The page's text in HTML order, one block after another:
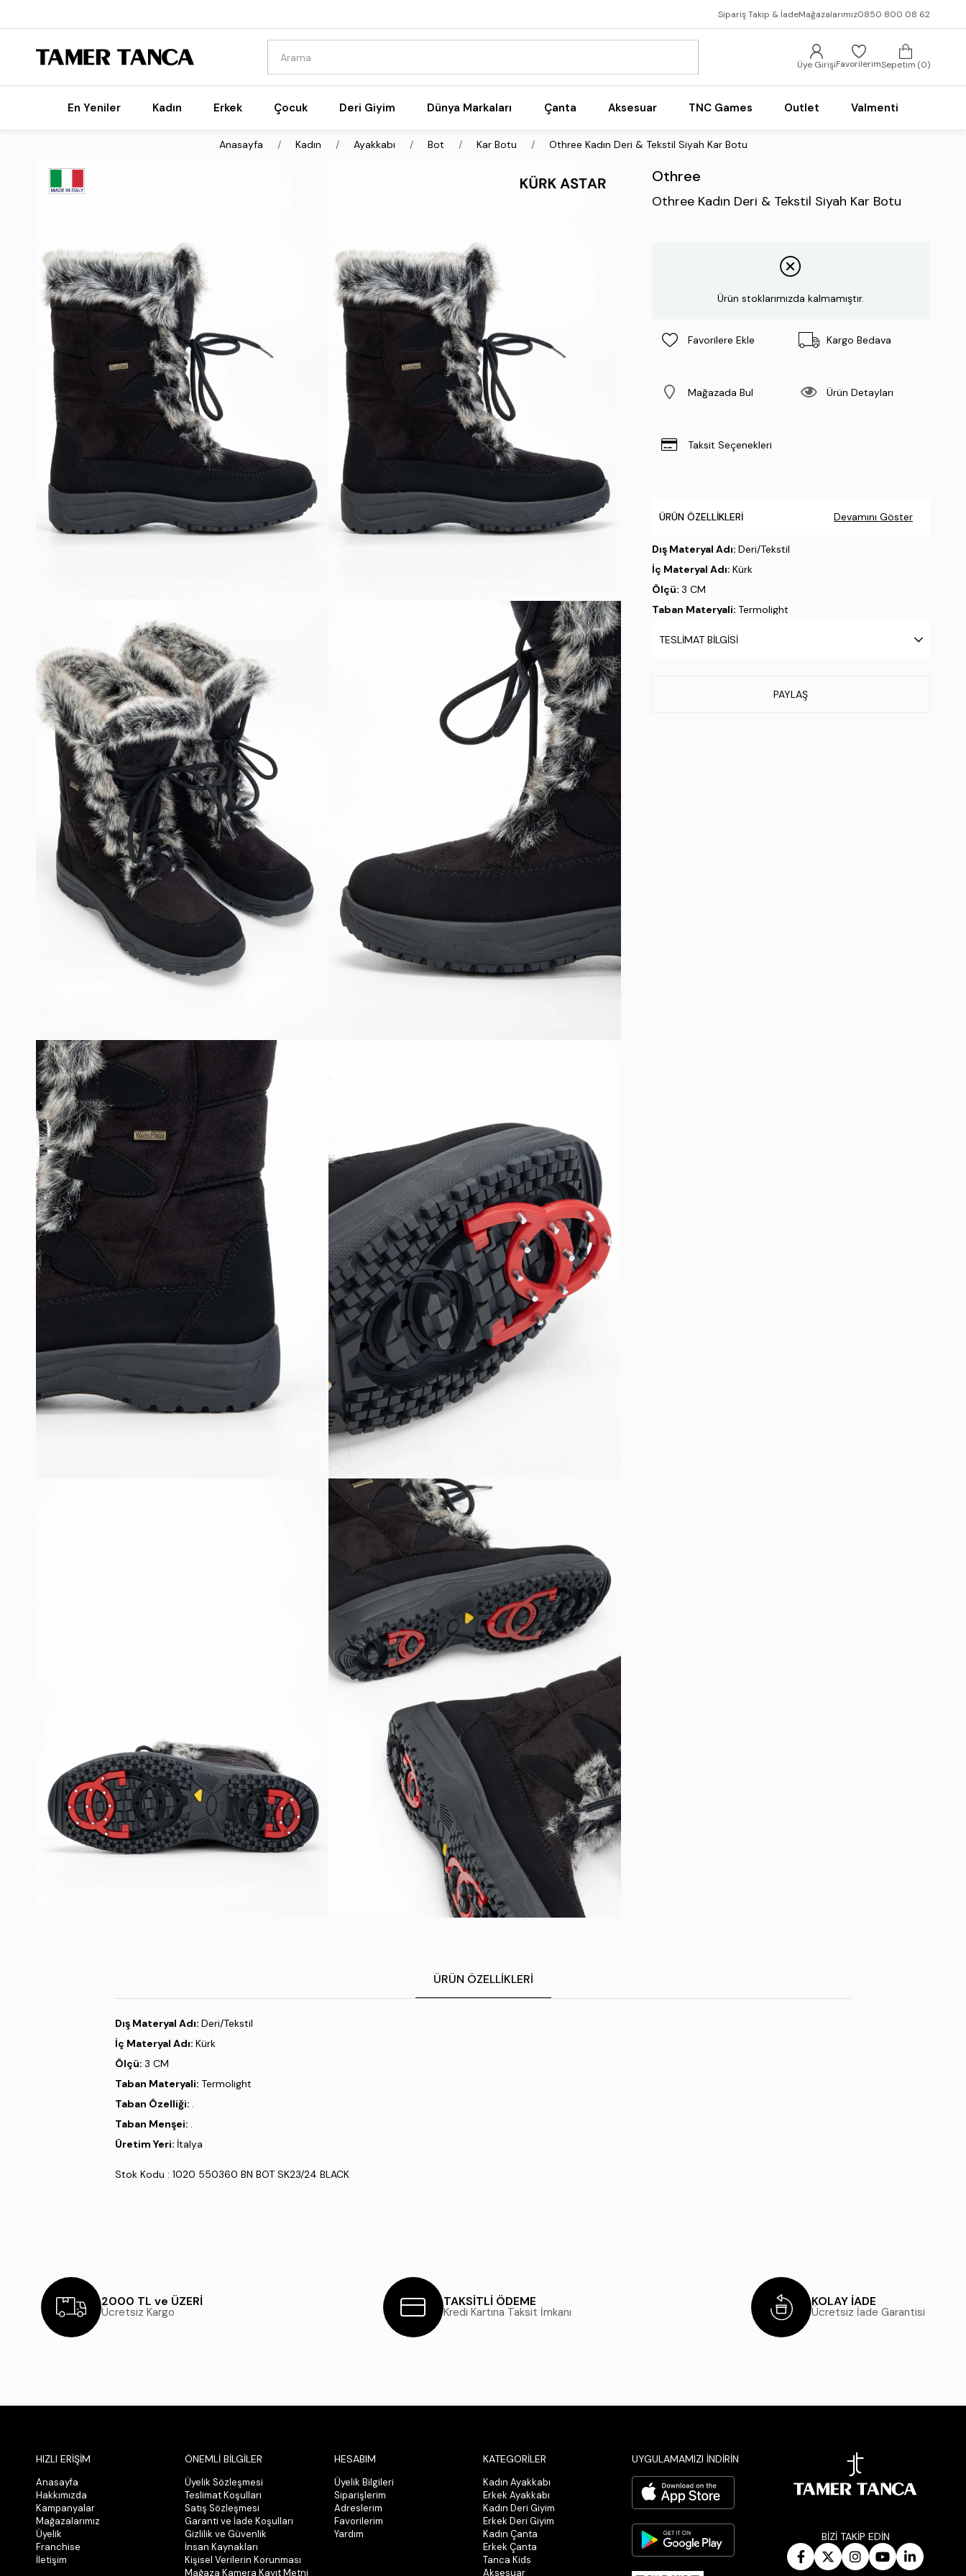
Sipariş Takip & İadeMağazalarımız0850 800 08 62
Üye GirişiFavorilerimSepetim 0
En Yeniler Kadın Erkek Çocuk Deri Giyim Dünya Markaları Çanta Aksesuar TNC Games Outlet Valmenti
Anasayfa Kadın Ayakkabı Bot Kar Botu Othree Kadın Deri & Tekstil Siyah Kar Botu
Othree
Othree Kadın Deri & Tekstil Siyah Kar Botu
Ürün stoklarımızda kalmamıştır.
Favorilere Ekle Kargo Bedava
Mağazada Bul Ürün Detayları
Taksit Seçenekleri
ÜRÜN ÖZELLIKLERI Devamını Göster
Dış Materyal Adı: Deri/Tekstil
İç Materyal Adı: Kürk
Ölçü: 3 CM
Taban Materyali: Termolight
Stok Kodu : 1020 550360 BN BOT SK23/24 BLACK
TESLIMAT BILGISI
PAYLAŞ
ÜRÜN ÖZELLIKLERI
Dış Materyal Adı: Deri/Tekstil
İç Materyal Adı: Kürk
Ölçü: 3 CM
Taban Materyali: Termolight
Taban Özelliği: .
Taban Menşei: .
Üretim Yeri: İtalya
Stok Kodu : 1020 550360 BN BOT SK23/24 BLACK
2000 TL ve ÜZERİ
Ücretsiz Kargo
TAKSİTLİ ÖDEME
Kredi Kartına Taksit İmkanı
KOLAY İADE
Ücretsiz İade Garantisi
HIZLI ERİŞİM
Anasayfa
Hakkımızda
Kampanyalar
Mağazalarımız
Üyelik
Franchise
İletişim
ÖNEMLİ BİLGİLER
Üyelik Sözleşmesi
Teslimat Koşulları
Satış Sözleşmesi
Garanti ve İade Koşulları
Gizlilik ve Güvenlik
İnsan Kaynakları
Kişisel Verilerin Korunması
Mağaza Kamera Kayıt Metni
HESABIM
Üyelik Bilgileri
Siparişlerim
Adreslerim
Favorilerim
Yardım
KATEGORİLER
Kadın Ayakkabı
Erkek Ayakkabı
Kadın Deri Giyim
Erkek Deri Giyim
Kadın Çanta
Erkek Çanta
Tanca Kids
Aksesuar
UYGULAMAMIZI İNDİRİN
BİZİ TAKİP EDİN